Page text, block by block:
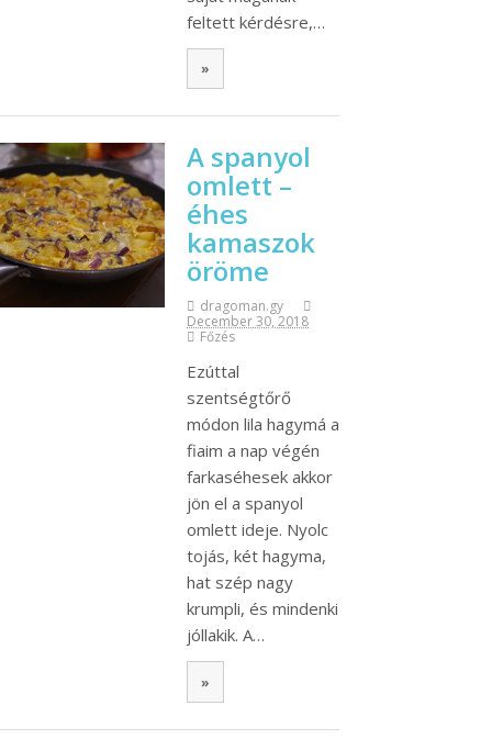
feltett kérdésre,…
»
A spanyol
omlett –
éhes
kamaszok
öröme
dragoman.gy
December 30, 2018
Főzés
Ezúttal
szentségtőrő
módon lila hagymá a
fiaim a nap végén
farkaséhesek akkor
jön el a spanyol
omlett ideje. Nyolc
tojás, két hagyma,
hat szép nagy
krumpli, és mindenki
jóllakik. A…
»